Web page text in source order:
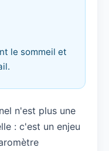
le sommeil et
n'est plus une
: c'est un enjeu